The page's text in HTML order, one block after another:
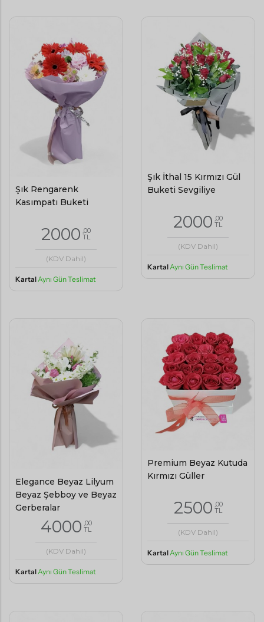
Şık Rengarenk
Kasımpatı Buketi
2000 ,00
TL
(KDV Dahil)
Kartal Aynı Gün Teslimat
Şık İthal 15 Kırmızı Gül
Buketi Sevgiliye
2000 ,00
TL
(KDV Dahil)
Kartal Aynı Gün Teslimat
Elegance Beyaz Lilyum
Beyaz Şebboy ve Beyaz
Gerberalar
4000 ,00
TL
(KDV Dahil)
Kartal Aynı Gün Teslimat
Premium Beyaz Kutuda
Kırmızı Güller
2500 ,00
TL
(KDV Dahil)
Kartal Aynı Gün Teslimat